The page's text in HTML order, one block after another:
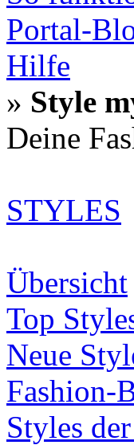
Portal-
Hilfe
» Style
Deine
STYLES
Übersicht
Top
Neue
Fashion-
Styles